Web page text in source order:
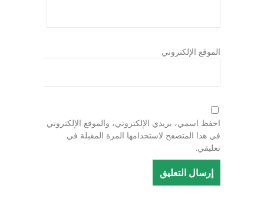
الموقع الإلكتروني
احفظ اسمي، بريدي الإلكتروني، والموقع الإلكتروني
في هذا المتصفح لاستخدامها المرة المقبلة في
تعليقي.